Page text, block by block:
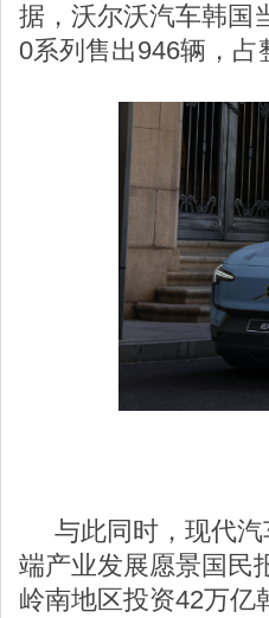
据，沃尔沃汽车韩国
0系列售出946辆，
与此同时，现代汽
端产业发展愿景国民
岭南地区投资42万亿